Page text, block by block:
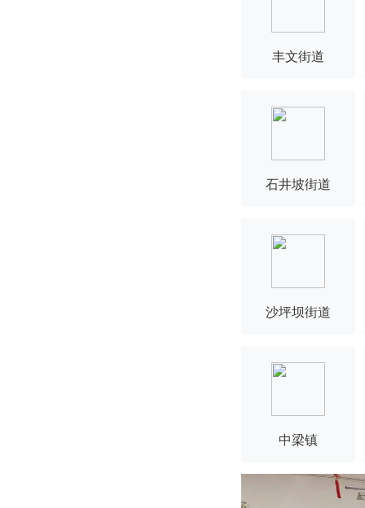
丰文街道
石井坡街道
沙坪坝街道
中梁镇